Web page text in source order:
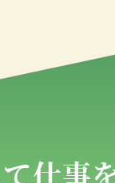
仕事